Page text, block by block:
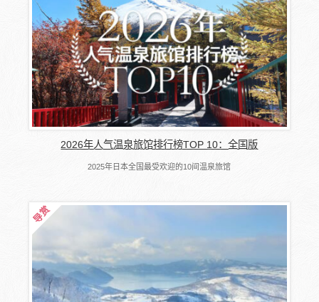
2026年人气温泉旅馆排行榜TOP 10：全国版
2025年日本全国最受欢迎的10间温泉旅馆